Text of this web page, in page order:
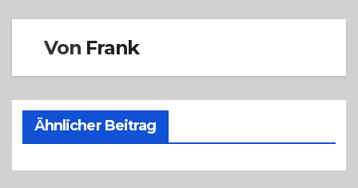
Von Frank
Ähnlicher Beitrag